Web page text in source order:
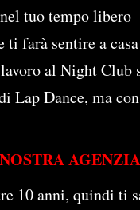
tuo tempo libero
farà sentire a
al Night Club
Lap Dance, ma
10 anni, quindi ti